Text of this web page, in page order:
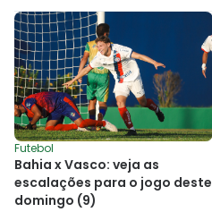
Futebol
Bahia x Vasco: veja as
escalações para o jogo deste
domingo (9)